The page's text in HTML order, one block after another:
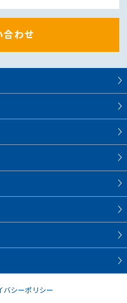
わせ
バシーポリシー